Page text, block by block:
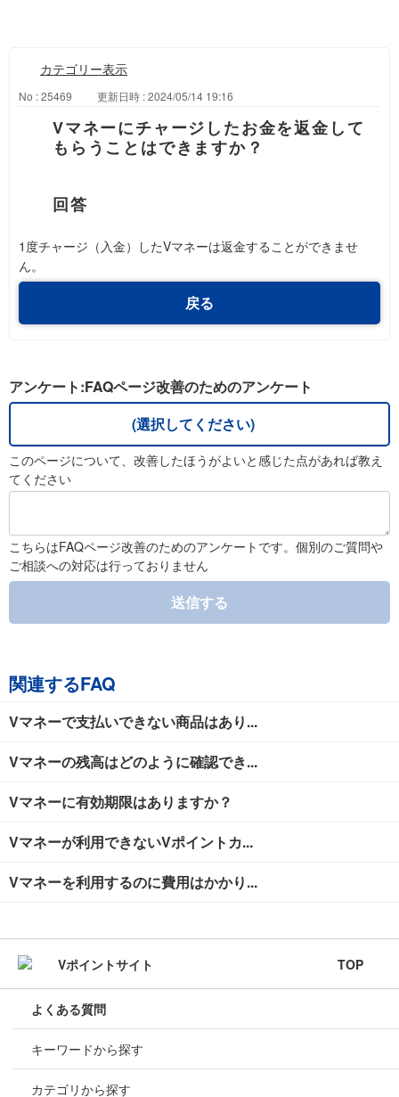
カテゴリー表示
No : 25469 更新日時 : 2024/05/14 19:16
Vマネーにチャージしたお金を返金して
もらうことはできますか？
1度チャージ（入金）したVマネーは返金することができませ
ん。
戻る
アンケート:FAQページ改善のためのアンケート
(選択してください)
このページについて、改善したほうがよいと感じた点があれば教え
てください
こちらはFAQページ改善のためのアンケートです。個別のご質問や
ご相談への対応は行っておりません
送信する
関連するFAQ
Vマネーで支払いできない商品はあり...
Vマネーの残高はどのように確認でき...
Vマネーに有効期限はありますか？
Vマネーが利用できないVポイントカ...
Vマネーを利用するのに費用はかかり...
TOP
よくある質問
キーワードから探す
カテゴリから探す